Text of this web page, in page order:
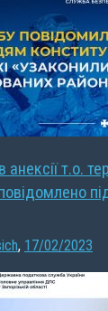
т.о.
, 17/02/2023